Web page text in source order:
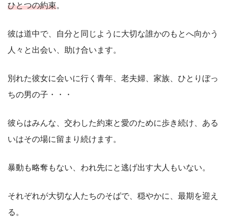
ひとつの約束。
彼は道中で、自分と同じように大切な誰かのもとへ向かう
人々と出会い、助け合います。
別れた彼女に会いに行く青年、老夫婦、家族、ひとりぼっ
ちの男の子・・・
彼らはみんな、交わした約束と愛のために歩き続け、ある
いはその場に留まり続けます。
暴動も略奪もない、われ先にと逃げ出す大人もいない。
それぞれが大切な人たちのそばで、穏やかに、最期を迎え
る。